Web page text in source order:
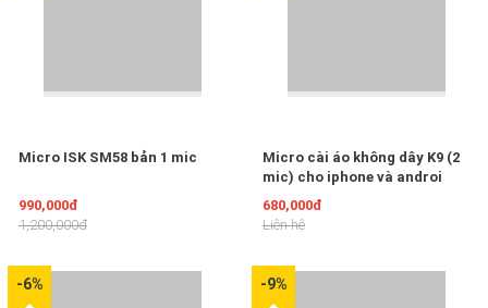
Micro ISK SM58 bản 1 mic
990,000đ
1,200,000đ
Micro cài áo không dây K9 (2
mic) cho iphone và androi
680,000đ
Liên hệ
-6% -9%